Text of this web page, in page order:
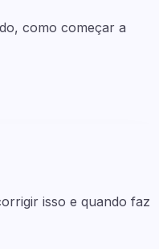
como começar a
isso e quando faz